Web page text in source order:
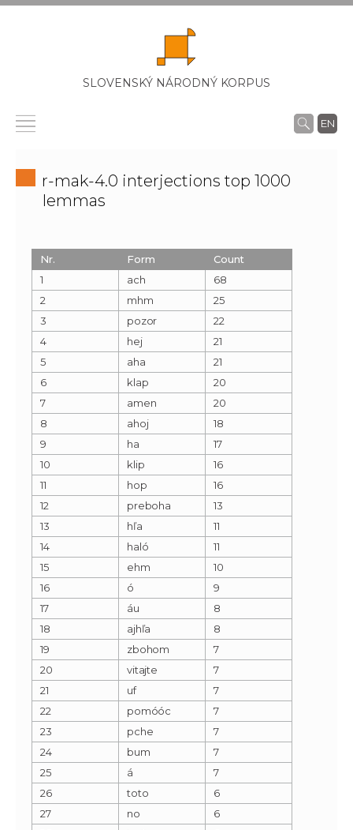
SLOVENSKÝ NÁRODNÝ KORPUS
EN
r-mak-4.0 interjections top 1000
lemmas
Nr. Form
Count
1
ach
68
2
mhm
25
3
pozor
22
4
hej
21
5
aha
21
6
klap
20
7
amen
20
8
ahoj
18
9
ha
17
10
klip
16
11
hop
16
12
preboha
13
13
hľa
11
14
haló
11
15
ehm
10
16
ó
9
17
áu
8
18
ajhľa
8
19
zbohom
7
20
vitajte
7
21
uf
7
22
pomóóc
7
23
pche
7
24
bum
7
25
á
7
26
toto
6
27
no
6